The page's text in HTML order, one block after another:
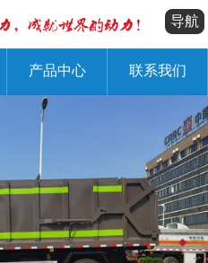
导航
产品中心 联系我们